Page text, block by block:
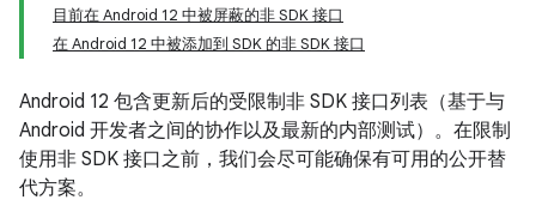
目前在 Android 12 中被屏蔽的非 SDK 接口
在 Android 12 中被添加到 SDK 的非 SDK 接口
Android 12 包含更新后的受限制非 SDK 接口列表（基于与
Android 开发者之间的协作以及最新的内部测试）。在限制
使用非 SDK 接口之前，我们会尽可能确保有可用的公开替
代方案。